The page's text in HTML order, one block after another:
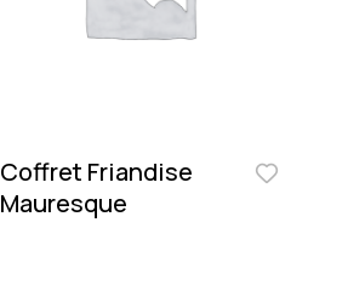
Coffret Friandise
Mauresque